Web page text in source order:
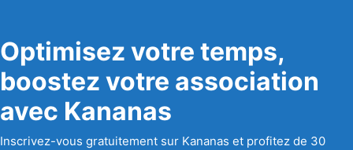
Optimisez votre temps,
boostez votre association
avec Kananas
Inscrivez-vous gratuitement sur Kananas et profitez de 30